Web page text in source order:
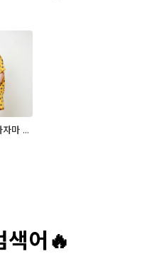
마 반
01 Mi
색어🔥